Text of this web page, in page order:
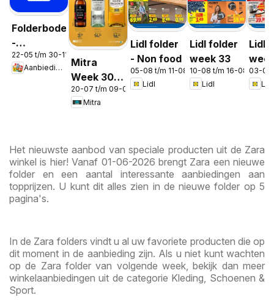
Folderbode
-
Aanbiedingen
in de app
22-05 t/m 30-11-2026
Aanbiedingen
Mitra
Week 30 &
31
20-07 t/m 09-08-2026
Mitra
Lidl folder
- Non food
05-08 t/m 11-08-2026
Lidl
Lidl folder
week 33
10-08 t/m 16-08-2026
Lidl
Lidl
03-08
Lidl
Het nieuwste aanbod van speciale producten uit de Zara
winkel is hier! Vanaf 01-06-2026 brengt Zara een nieuwe
folder en een aantal interessante aanbiedingen aan
topprijzen. U kunt dit alles zien in de nieuwe folder op 5
pagina's.
In de Zara folders vindt u al uw favoriete producten die op
dit moment in de aanbieding zijn. Als u niet kunt wachten
op de Zara folder van volgende week, bekijk dan meer
winkelaanbiedingen uit de categorie Kleding, Schoenen &
Sport.